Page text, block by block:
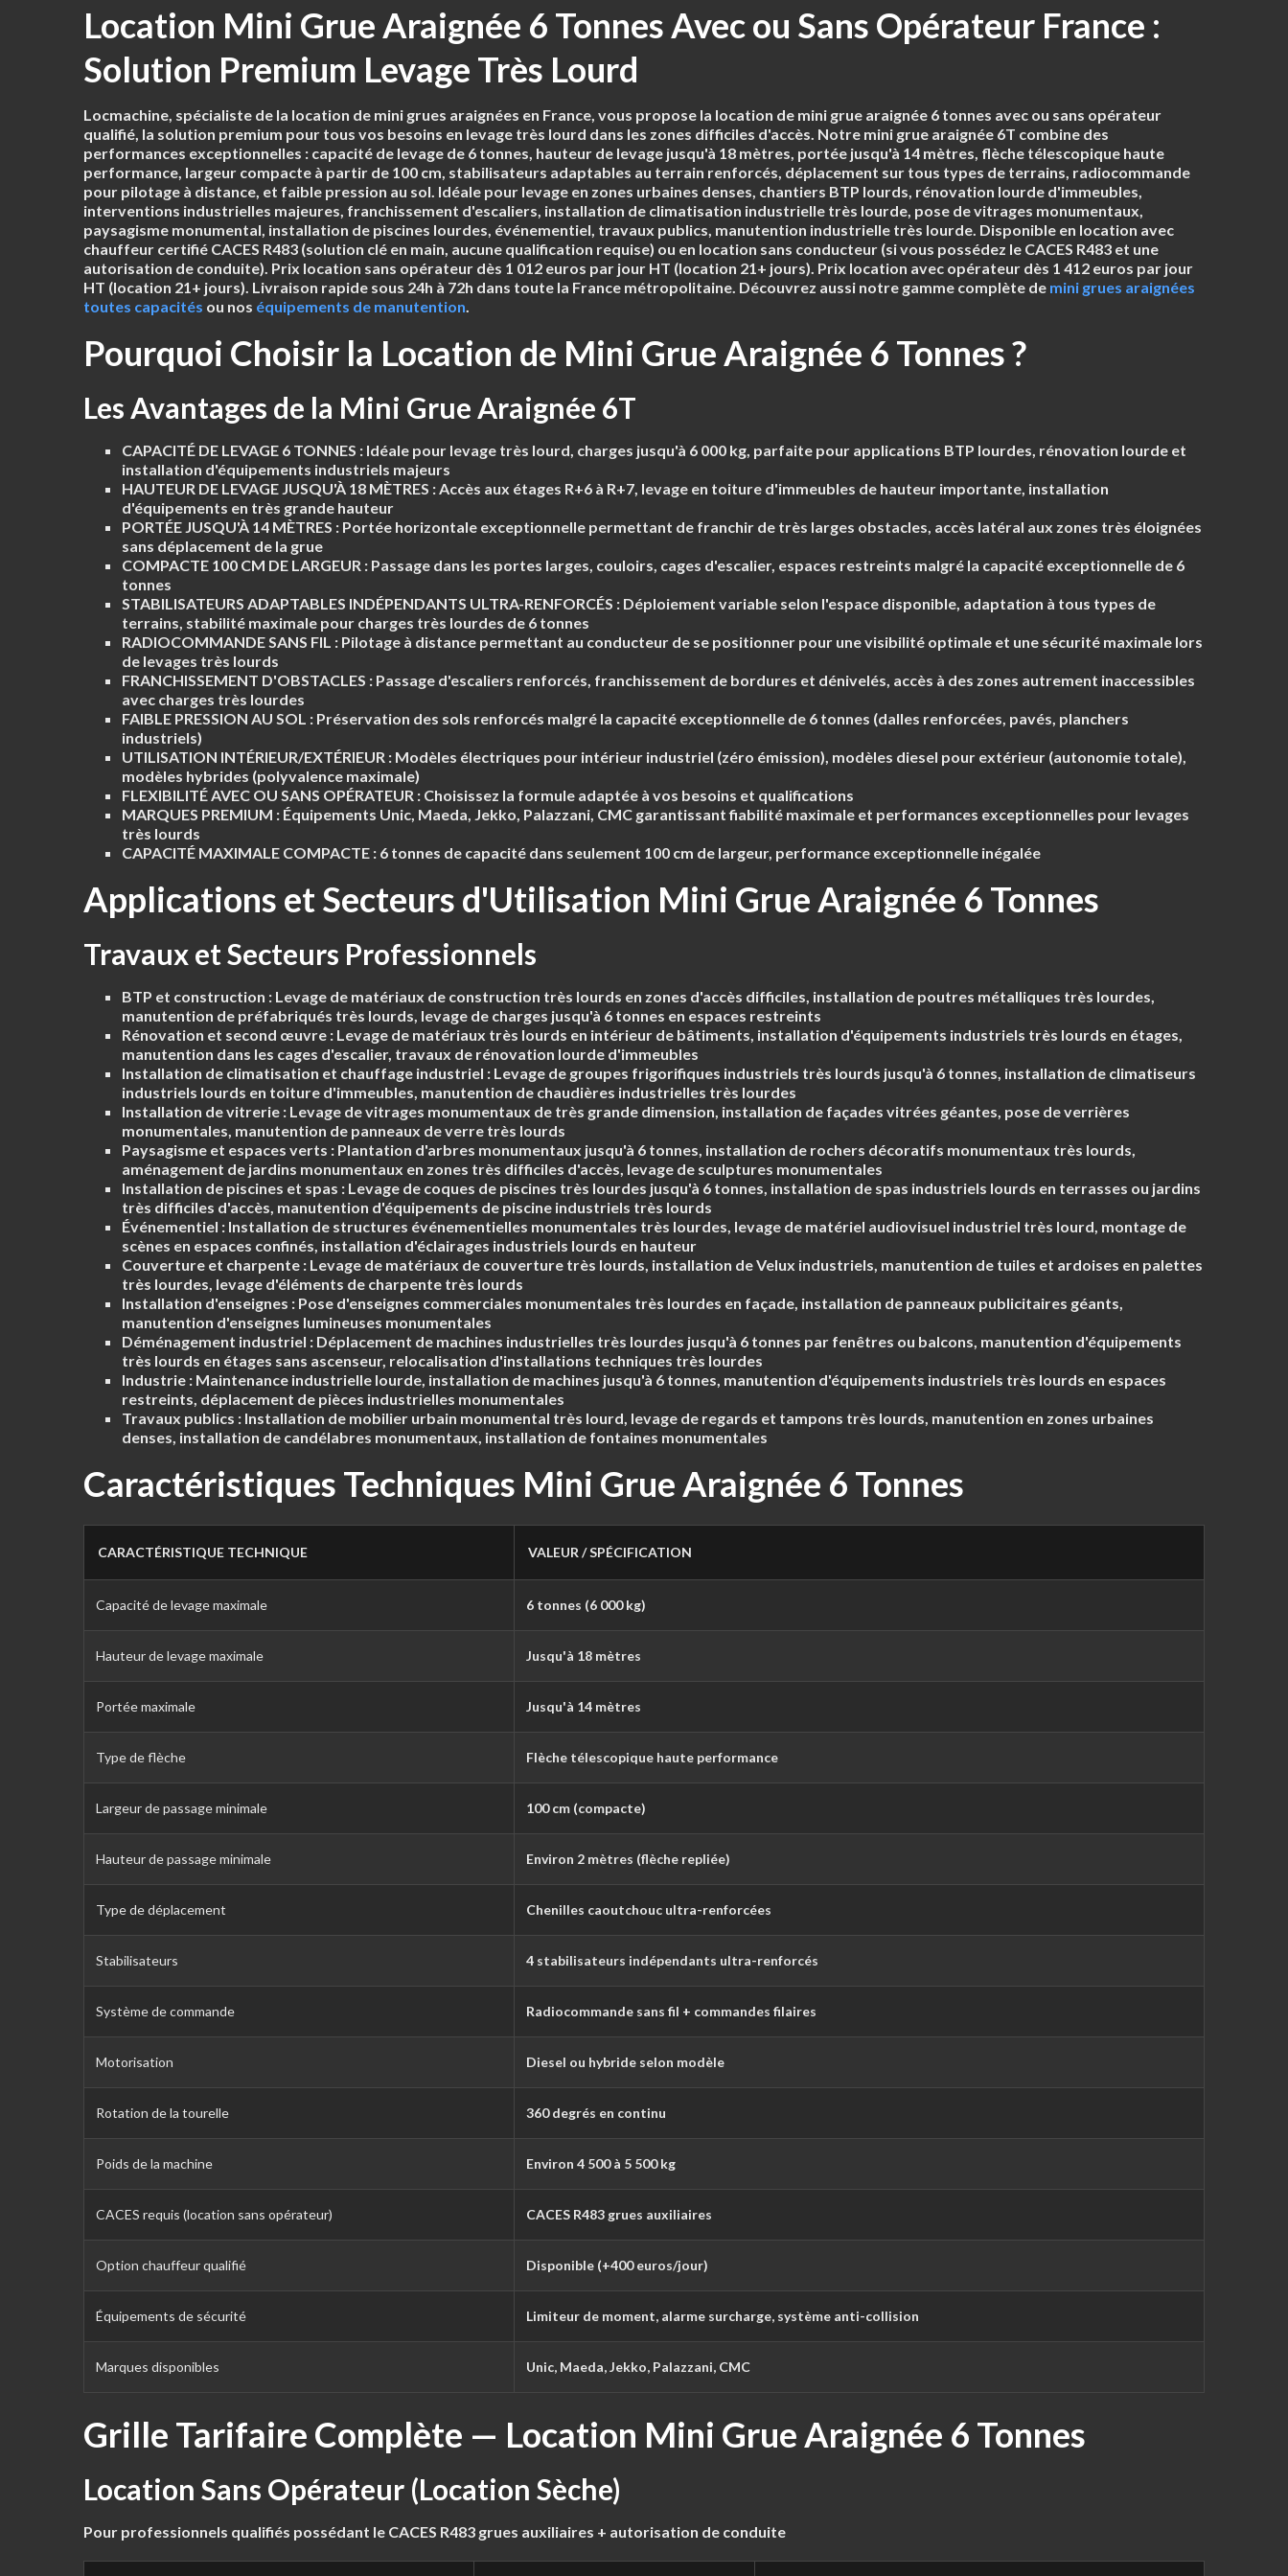
Location Mini Grue Araignée 6 Tonnes Avec ou Sans Opérateur France :
Solution Premium Levage Très Lourd
Locmachine, spécialiste de la location de mini grues araignées en France , vous propose la location de mini grue araignée 6 tonnes avec ou sans opérateur
qualifié , la solution premium pour tous vos besoins en levage très lourd dans les zones difficiles d'accès. Notre mini grue araignée 6T combine des
performances exceptionnelles : capacité de levage de 6 tonnes hauteur de levage jusqu'à 18 mètres portée jusqu'à 14 mètres flèche télescopique haute
performance largeur compacte à partir de 100 cm stabilisateurs adaptables au terrain renforcés déplacement sur tous types de terrains radiocommande
pour pilotage à distance , et faible pression au sol . Idéale pour levage en zones urbaines denses, chantiers BTP lourds, rénovation lourde d'immeubles,
interventions industrielles majeures, franchissement d'escaliers, installation de climatisation industrielle très lourde, pose de vitrages monumentaux,
paysagisme monumental, installation de piscines lourdes, événementiel, travaux publics, manutention industrielle très lourde. Disponible en location avec
chauffeur certifié CACES R483 (solution clé en main, aucune qualification requise) ou en location sans conducteur (si vous possédez le CACES R483 et une
autorisation de conduite). Prix location sans opérateur dès 1 012 euros par jour HT (location 21+ jours). Prix location avec opérateur dès 1 412 euros par jour
HT (location 21+ jours). Livraison rapide sous 24h à 72h dans toute la France métropolitaine. Découvrez aussi notre gamme complète de mini grues araignées
toutes capacités ou nos équipements de manutention
Pourquoi Choisir la Location de Mini Grue Araignée 6 Tonnes ?
Les Avantages de la Mini Grue Araignée 6T
CAPACITÉ DE LEVAGE 6 TONNES : Idéale pour levage très lourd, charges jusqu'à 6 000 kg, parfaite pour applications BTP lourdes, rénovation lourde et
installation d'équipements industriels majeurs
HAUTEUR DE LEVAGE JUSQU'À 18 MÈTRES : Accès aux étages R+6 à R+7, levage en toiture d'immeubles de hauteur importante, installation
d'équipements en très grande hauteur
PORTÉE JUSQU'À 14 MÈTRES : Portée horizontale exceptionnelle permettant de franchir de très larges obstacles, accès latéral aux zones très éloignées
sans déplacement de la grue
COMPACTE 100 CM DE LARGEUR : Passage dans les portes larges, couloirs, cages d'escalier, espaces restreints malgré la capacité exceptionnelle de 6
tonnes
STABILISATEURS ADAPTABLES INDÉPENDANTS ULTRA-RENFORCÉS : Déploiement variable selon l'espace disponible, adaptation à tous types de
terrains, stabilité maximale pour charges très lourdes de 6 tonnes
RADIOCOMMANDE SANS FIL : Pilotage à distance permettant au conducteur de se positionner pour une visibilité optimale et une sécurité maximale lors
de levages très lourds
FRANCHISSEMENT D'OBSTACLES : Passage d'escaliers renforcés, franchissement de bordures et dénivelés, accès à des zones autrement inaccessibles
avec charges très lourdes
FAIBLE PRESSION AU SOL : Préservation des sols renforcés malgré la capacité exceptionnelle de 6 tonnes (dalles renforcées, pavés, planchers
industriels)
UTILISATION INTÉRIEUR/EXTÉRIEUR : Modèles électriques pour intérieur industriel (zéro émission), modèles diesel pour extérieur (autonomie totale),
modèles hybrides (polyvalence maximale)
FLEXIBILITÉ AVEC OU SANS OPÉRATEUR : Choisissez la formule adaptée à vos besoins et qualifications
MARQUES PREMIUM : Équipements Unic, Maeda, Jekko, Palazzani, CMC garantissant fiabilité maximale et performances exceptionnelles pour levages
très lourds
CAPACITÉ MAXIMALE COMPACTE : 6 tonnes de capacité dans seulement 100 cm de largeur, performance exceptionnelle inégalée
Applications et Secteurs d'Utilisation Mini Grue Araignée 6 Tonnes
Travaux et Secteurs Professionnels
BTP et construction : Levage de matériaux de construction très lourds en zones d'accès difficiles, installation de poutres métalliques très lourdes,
manutention de préfabriqués très lourds, levage de charges jusqu'à 6 tonnes en espaces restreints
Rénovation et second œuvre : Levage de matériaux très lourds en intérieur de bâtiments, installation d'équipements industriels très lourds en étages,
manutention dans les cages d'escalier, travaux de rénovation lourde d'immeubles
Installation de climatisation et chauffage industriel : Levage de groupes frigorifiques industriels très lourds jusqu'à 6 tonnes, installation de climatiseurs
industriels lourds en toiture d'immeubles, manutention de chaudières industrielles très lourdes
Installation de vitrerie : Levage de vitrages monumentaux de très grande dimension, installation de façades vitrées géantes, pose de verrières
monumentales, manutention de panneaux de verre très lourds
Paysagisme et espaces verts : Plantation d'arbres monumentaux jusqu'à 6 tonnes, installation de rochers décoratifs monumentaux très lourds,
aménagement de jardins monumentaux en zones très difficiles d'accès, levage de sculptures monumentales
Installation de piscines et spas : Levage de coques de piscines très lourdes jusqu'à 6 tonnes, installation de spas industriels lourds en terrasses ou jardins
très difficiles d'accès, manutention d'équipements de piscine industriels très lourds
Événementiel : Installation de structures événementielles monumentales très lourdes, levage de matériel audiovisuel industriel très lourd, montage de
scènes en espaces confinés, installation d'éclairages industriels lourds en hauteur
Couverture et charpente : Levage de matériaux de couverture très lourds, installation de Velux industriels, manutention de tuiles et ardoises en palettes
très lourdes, levage d'éléments de charpente très lourds
Installation d'enseignes : Pose d'enseignes commerciales monumentales très lourdes en façade, installation de panneaux publicitaires géants,
manutention d'enseignes lumineuses monumentales
Déménagement industriel : Déplacement de machines industrielles très lourdes jusqu'à 6 tonnes par fenêtres ou balcons, manutention d'équipements
très lourds en étages sans ascenseur, relocalisation d'installations techniques très lourdes
Industrie : Maintenance industrielle lourde, installation de machines jusqu'à 6 tonnes, manutention d'équipements industriels très lourds en espaces
restreints, déplacement de pièces industrielles monumentales
Travaux publics : Installation de mobilier urbain monumental très lourd, levage de regards et tampons très lourds, manutention en zones urbaines
denses, installation de candélabres monumentaux, installation de fontaines monumentales
Caractéristiques Techniques Mini Grue Araignée 6 Tonnes
CARACTÉRISTIQUE TECHNIQUE VALEUR / SPÉCIFICATION
Capacité de levage maximale 6 tonnes (6 000 kg)
Hauteur de levage maximale Jusqu'à 18 mètres
Portée maximale Jusqu'à 14 mètres
Type de flèche Flèche télescopique haute performance
Largeur de passage minimale 100 cm (compacte)
Hauteur de passage minimale Environ 2 mètres (flèche repliée)
Type de déplacement Chenilles caoutchouc ultra-renforcées
Stabilisateurs 4 stabilisateurs indépendants ultra-renforcés
Système de commande Radiocommande sans fil + commandes filaires
Motorisation Diesel ou hybride selon modèle
Rotation de la tourelle 360 degrés en continu
Poids de la machine Environ 4 500 à 5 500 kg
CACES requis (location sans opérateur) CACES R483 grues auxiliaires
Option chauffeur qualifié Disponible (+400 euros/jour)
Équipements de sécurité Limiteur de moment, alarme surcharge, système anti-collision
Marques disponibles Unic, Maeda, Jekko, Palazzani, CMC
Grille Tarifaire Complète — Location Mini Grue Araignée 6 Tonnes
Location Sans Opérateur (Location Sèche)
Pour professionnels qualifiés possédant le CACES R483 grues auxiliaires + autorisation de conduite